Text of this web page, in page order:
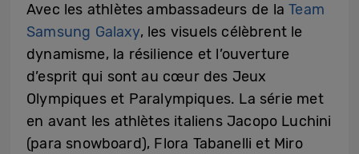
Avec les athlètes ambassadeurs de laTeam
Samsung Galaxy, les visuels célèbrent le
dynamisme, la résilience et l’ouverture
d’esprit qui sont au cœur des Jeux
Olympiques et Paralympiques. La série met
en avant les athlètes italiens Jacopo Luchini
(para snowboard), Flora Tabanelli et Miro